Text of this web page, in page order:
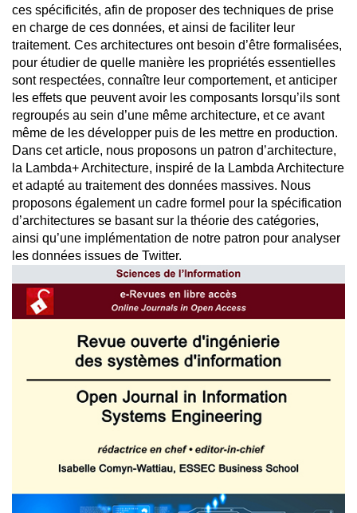
ces spécificités, afin de proposer des techniques de prise
en charge de ces données, et ainsi de faciliter leur
traitement. Ces architectures ont besoin d’être formalisées,
pour étudier de quelle manière les propriétés essentielles
sont respectées, connaître leur comportement, et anticiper
les effets que peuvent avoir les composants lorsqu’ils sont
regroupés au sein d’une même architecture, et ce avant
même de les développer puis de les mettre en production.
Dans cet article, nous proposons un patron d’architecture,
la Lambda+ Architecture, inspiré de la Lambda Architecture
et adapté au traitement des données massives. Nous
proposons également un cadre formel pour la spécification
d’architectures se basant sur la théorie des catégories,
ainsi qu’une implémentation de notre patron pour analyser
les données issues de Twitter.